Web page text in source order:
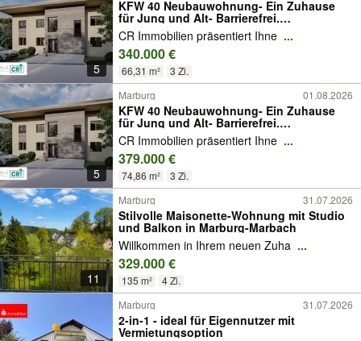
5
KFW 40 Neubauwohnung- Ein Zuhause
für Jung und Alt- Barrierefrei.
Energieeffizient. Zukunftssicher
CR Immobilien präsentiert Ihne ...
340.000 €
66,31 m² 3 Zi.
5
Marburg 01.08.2026
KFW 40 Neubauwohnung- Ein Zuhause
für Jung und Alt- Barrierefrei.
Energieeffizient. Zukunftssicher
CR Immobilien präsentiert Ihne ...
379.000 €
74,86 m² 3 Zi.
11
Marburg 31.07.2026
Stilvolle Maisonette-Wohnung mit Studio
und Balkon in Marburg-Marbach
Willkommen in Ihrem neuen Zuha ...
329.000 €
135 m² 4 Zi.
Marburg 31.07.2026
2-in-1 - ideal für Eigennutzer mit
Vermietungsoption